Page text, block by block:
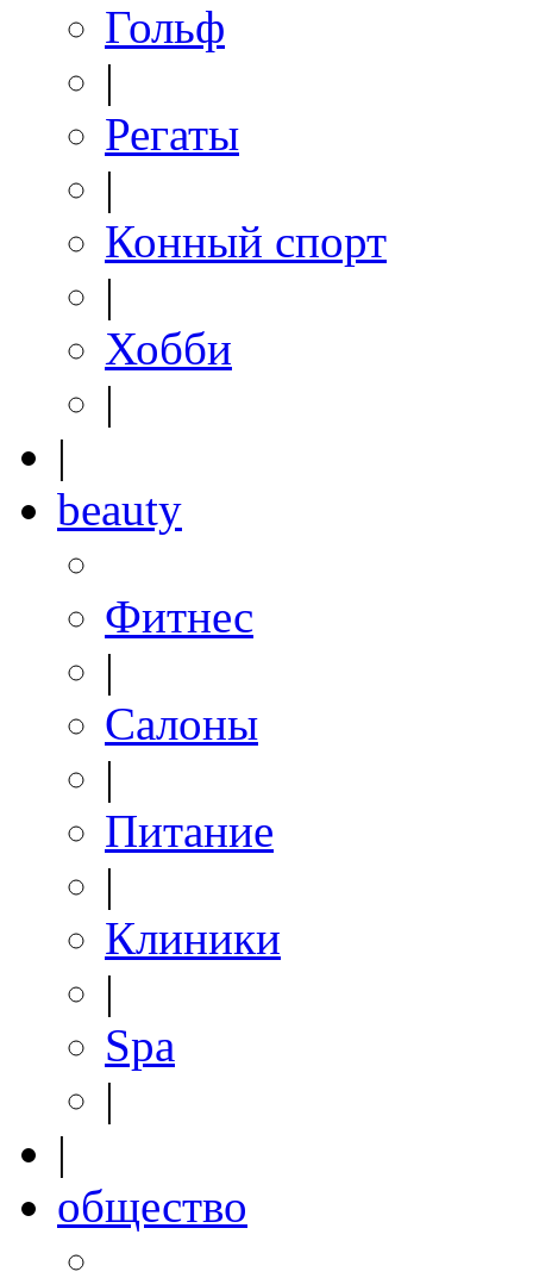
Гольф
|
Регаты
|
Конный спорт
|
Хобби
|
|
beauty
Фитнес
|
Салоны
|
Питание
|
Клиники
|
Spa
|
|
общество